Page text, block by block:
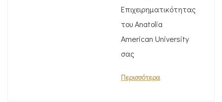
Επιχειρηματικότητας
του Anatolia
American University
σας
Περισσότερα